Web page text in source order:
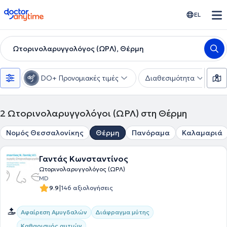
doctoranytime EL
Ωτορινολαρυγγολόγος (ΩΡΛ), Θέρμη
DO+ Προνομιακές τιμές Διαθεσιμότητα
2 Ωτορινολαρυγγολόγοι (ΩΡΛ) στη Θέρμη
Νομός Θεσσαλονίκης Θέρμη Πανόραμα Καλαμαριά
Γαντάς Κωνσταντίνος
Ωτορινολαρυγγολόγος (ΩΡΛ)
MD
9.9|146 αξιολογήσεις
Αφαίρεση Αμυγδαλών
Διάφραγμα μύτης